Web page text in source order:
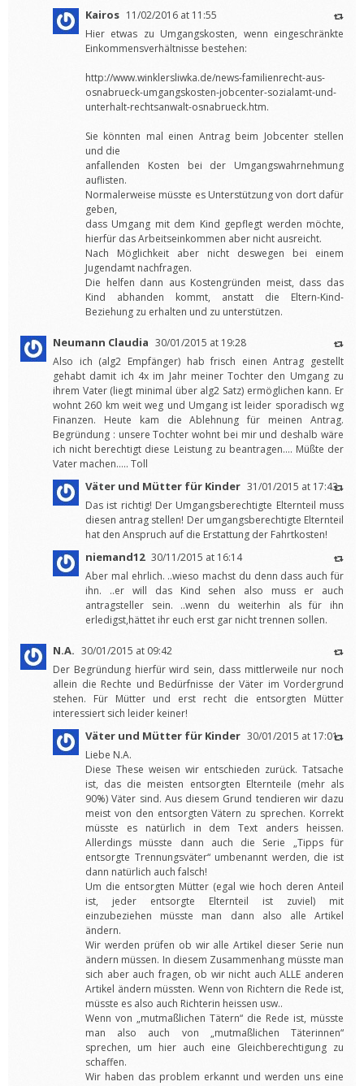
Kairos 11/02/2016 at 11:55
Hier etwas zu Umgangskosten, wenn eingeschränkte
Einkommensverhältnisse bestehen:
http://www.winklersliwka.de/news-familienrecht-aus-
osnabrueck-umgangskosten-jobcenter-sozialamt-und-
unterhalt-rechtsanwalt-osnabrueck.htm.
Sie könnten mal einen Antrag beim Jobcenter stellen
und die
anfallenden Kosten bei der Umgangswahrnehmung
auflisten.
Normalerweise müsste es Unterstützung von dort dafür
geben,
dass Umgang mit dem Kind gepflegt werden möchte,
hierfür das Arbeitseinkommen aber nicht ausreicht.
Nach Möglichkeit aber nicht deswegen bei einem
Jugendamt nachfragen.
Die helfen dann aus Kostengründen meist, dass das
Kind abhanden kommt, anstatt die Eltern-Kind-
Beziehung zu erhalten und zu unterstützen.
Neumann Claudia 30/01/2015 at 19:28
Also ich (alg2 Empfänger) hab frisch einen Antrag gestellt
gehabt damit ich 4x im Jahr meiner Tochter den Umgang zu
ihrem Vater (liegt minimal über alg2 Satz) ermöglichen kann. Er
wohnt 260 km weit weg und Umgang ist leider sporadisch wg
Finanzen. Heute kam die Ablehnung für meinen Antrag.
Begründung : unsere Tochter wohnt bei mir und deshalb wäre
ich nicht berechtigt diese Leistung zu beantragen…. Müßte der
Vater machen….. Toll
Väter und Mütter für Kinder 31/01/2015 at 17:43
Das ist richtig! Der Umgangsberechtigte Elternteil muss
diesen antrag stellen! Der umgangsberechtigte Elternteil
hat den Anspruch auf die Erstattung der Fahrtkosten!
niemand12 30/11/2015 at 16:14
Aber mal ehrlich. ..wieso machst du denn dass auch für
ihn. ..er will das Kind sehen also muss er auch
antragsteller sein. ..wenn du weiterhin als für ihn
erledigst,hättet ihr euch erst gar nicht trennen sollen.
N.A. 30/01/2015 at 09:42
Der Begründung hierfür wird sein, dass mittlerweile nur noch
allein die Rechte und Bedürfnisse der Väter im Vordergrund
stehen. Für Mütter und erst recht die entsorgten Mütter
interessiert sich leider keiner!
Väter und Mütter für Kinder 30/01/2015 at 17:01
Liebe N.A.
Diese These weisen wir entschieden zurück. Tatsache
ist, das die meisten entsorgten Elternteile (mehr als
90%) Väter sind. Aus diesem Grund tendieren wir dazu
meist von den entsorgten Vätern zu sprechen. Korrekt
müsste es natürlich in dem Text anders heissen.
Allerdings müsste dann auch die Serie „Tipps für
entsorgte Trennungsväter“ umbenannt werden, die ist
dann natürlich auch falsch!
Um die entsorgten Mütter (egal wie hoch deren Anteil
ist, jeder entsorgte Elternteil ist zuviel) mit
einzubeziehen müsste man dann also alle Artikel
ändern.
Wir werden prüfen ob wir alle Artikel dieser Serie nun
ändern müssen. In diesem Zusammenhang müsste man
sich aber auch fragen, ob wir nicht auch ALLE anderen
Artikel ändern müssten. Wenn von Richtern die Rede ist,
müsste es also auch Richterin heissen usw..
Wenn von „mutmaßlichen Tätern“ die Rede ist, müsste
man also auch von „mutmaßlichen Täterinnen“
sprechen, um hier auch eine Gleichberechtigung zu
schaffen.
Wir haben das problem erkannt und werden uns eine